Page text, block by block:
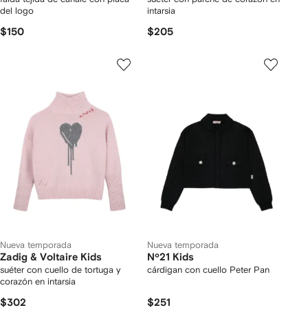
del logo
$150
intarsia
$205
Nueva temporada
Zadig & Voltaire Kids
suéter con cuello de tortuga y
corazón en intarsia
$302
Nueva temporada
Nº21 Kids
cárdigan con cuello Peter Pan
$251